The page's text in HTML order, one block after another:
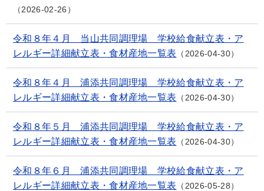
2026-02-26
令和８年４月 当山共同調理場 学校給食献立表・ア
レルギー詳細献立表・食材産地一覧表
2026-04-30
令和８年４月 浦添共同調理場 学校給食献立表・ア
レルギー詳細献立表・食材産地一覧表
2026-04-30
令和８年５月 浦添共同調理場 学校給食献立表・ア
レルギー詳細献立表・食材産地一覧表
2026-04-30
令和８年６月 浦添共同調理場 学校給食献立表・ア
レルギー詳細献立表・食材産地一覧表
2026-05-28